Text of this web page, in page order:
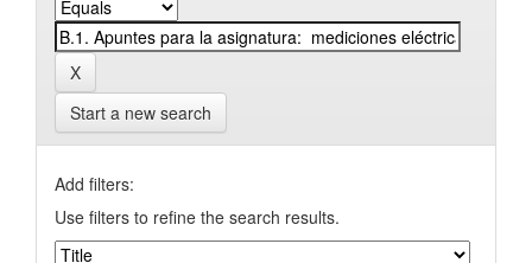
Start a new search
Add filters:
Use filters to refine the search results.